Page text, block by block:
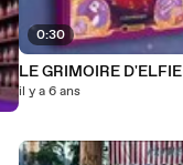
0:30
LE GRIMOIRE
il y a 6 ans